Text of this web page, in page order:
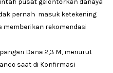
pernah masuk ketekening
memberikan rekomendasi
Dana 2,3 M, menurut
saat di Konfirmasi